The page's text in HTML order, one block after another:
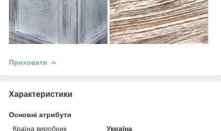
Приховати
Характеристики
Основні атрибути
Країна виробник
Україна